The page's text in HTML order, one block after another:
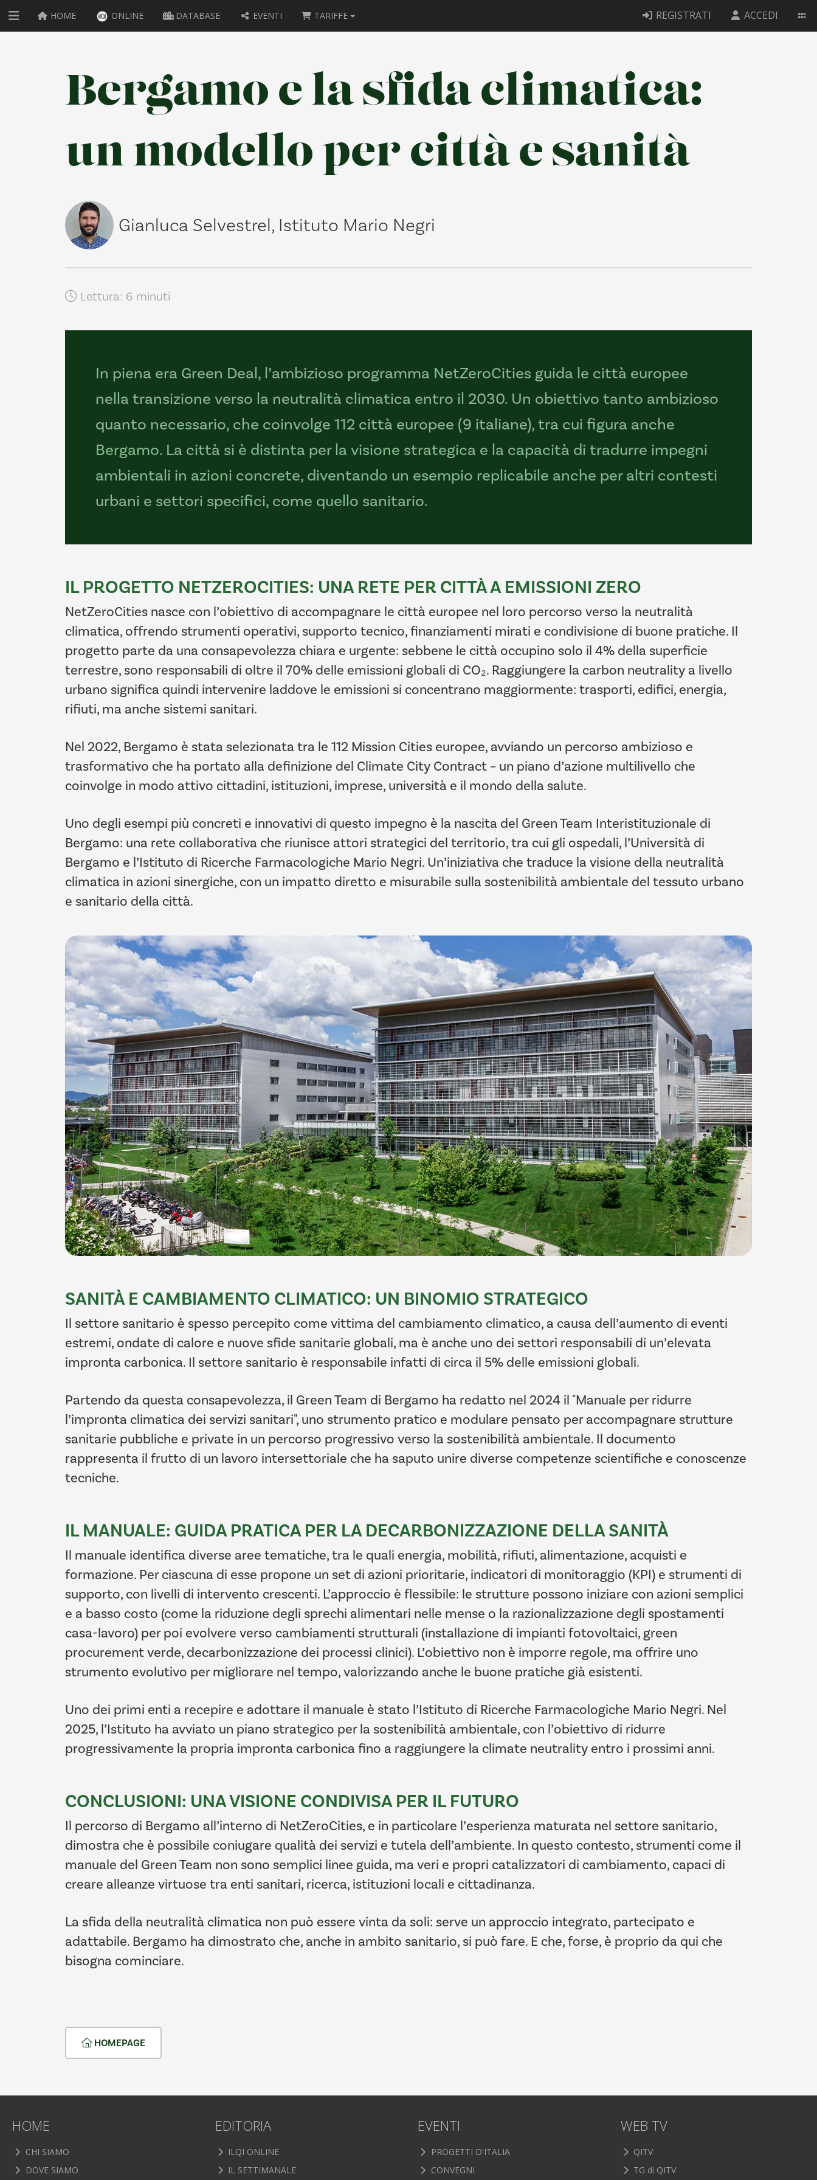
HOME ONLINE DATABASE EVENTI TARIFFE REGISTRATI ACCEDI
Bergamo e la sfida climatica:
un modello per città e sanità
Gianluca Selvestrel, Istituto Mario Negri
Lettura: 6 minuti
In piena era Green Deal, l’ambizioso programma NetZeroCities guida le città europee
nella transizione verso la neutralità climatica entro il 2030. Un obiettivo tanto ambizioso
quanto necessario, che coinvolge 112 città europee (9 italiane), tra cui figura anche
Bergamo. La città si è distinta per la visione strategica e la capacità di tradurre impegni
ambientali in azioni concrete, diventando un esempio replicabile anche per altri contesti
urbani e settori specifici, come quello sanitario.
IL PROGETTO NETZEROCITIES: UNA RETE PER CITTÀ A EMISSIONI ZERO
NetZeroCities nasce con l’obiettivo di accompagnare le città europee nel loro percorso verso la neutralità
climatica, offrendo strumenti operativi, supporto tecnico, finanziamenti mirati e condivisione di buone pratiche. Il
progetto parte da una consapevolezza chiara e urgente: sebbene le città occupino solo il 4% della superficie
terrestre, sono responsabili di oltre il 70% delle emissioni globali di CO₂. Raggiungere la carbon neutrality a livello
urbano significa quindi intervenire laddove le emissioni si concentrano maggiormente: trasporti, edifici, energia,
rifiuti, ma anche sistemi sanitari.
Nel 2022, Bergamo è stata selezionata tra le 112 Mission Cities europee, avviando un percorso ambizioso e
trasformativo che ha portato alla definizione del Climate City Contract – un piano d’azione multilivello che
coinvolge in modo attivo cittadini, istituzioni, imprese, università e il mondo della salute.
Uno degli esempi più concreti e innovativi di questo impegno è la nascita del Green Team Interistituzionale di
Bergamo: una rete collaborativa che riunisce attori strategici del territorio, tra cui gli ospedali, l’Università di
Bergamo e l’Istituto di Ricerche Farmacologiche Mario Negri. Un’iniziativa che traduce la visione della neutralità
climatica in azioni sinergiche, con un impatto diretto e misurabile sulla sostenibilità ambientale del tessuto urbano
e sanitario della città.
SANITÀ E CAMBIAMENTO CLIMATICO: UN BINOMIO STRATEGICO
Il settore sanitario è spesso percepito come vittima del cambiamento climatico, a causa dell’aumento di eventi
estremi, ondate di calore e nuove sfide sanitarie globali, ma è anche uno dei settori responsabili di un’elevata
impronta carbonica. Il settore sanitario è responsabile infatti di circa il 5% delle emissioni globali.
Partendo da questa consapevolezza, il Green Team di Bergamo ha redatto nel 2024 il "Manuale per ridurre
l’impronta climatica dei servizi sanitari", uno strumento pratico e modulare pensato per accompagnare strutture
sanitarie pubbliche e private in un percorso progressivo verso la sostenibilità ambientale. Il documento
rappresenta il frutto di un lavoro intersettoriale che ha saputo unire diverse competenze scientifiche e conoscenze
tecniche.
IL MANUALE: GUIDA PRATICA PER LA DECARBONIZZAZIONE DELLA SANITÀ
Il manuale identifica diverse aree tematiche, tra le quali energia, mobilità, rifiuti, alimentazione, acquisti e
formazione. Per ciascuna di esse propone un set di azioni prioritarie, indicatori di monitoraggio (KPI) e strumenti di
supporto, con livelli di intervento crescenti. L’approccio è flessibile: le strutture possono iniziare con azioni semplici
e a basso costo (come la riduzione degli sprechi alimentari nelle mense o la razionalizzazione degli spostamenti
casa-lavoro) per poi evolvere verso cambiamenti strutturali (installazione di impianti fotovoltaici, green
procurement verde, decarbonizzazione dei processi clinici). L’obiettivo non è imporre regole, ma offrire uno
strumento evolutivo per migliorare nel tempo, valorizzando anche le buone pratiche già esistenti.
Uno dei primi enti a recepire e adottare il manuale è stato l’Istituto di Ricerche Farmacologiche Mario Negri. Nel
2025, l’Istituto ha avviato un piano strategico per la sostenibilità ambientale, con l’obiettivo di ridurre
progressivamente la propria impronta carbonica fino a raggiungere la climate neutrality entro i prossimi anni.
CONCLUSIONI: UNA VISIONE CONDIVISA PER IL FUTURO
Il percorso di Bergamo all’interno di NetZeroCities, e in particolare l’esperienza maturata nel settore sanitario,
dimostra che è possibile coniugare qualità dei servizi e tutela dell’ambiente. In questo contesto, strumenti come il
manuale del Green Team non sono semplici linee guida, ma veri e propri catalizzatori di cambiamento, capaci di
creare alleanze virtuose tra enti sanitari, ricerca, istituzioni locali e cittadinanza.
La sfida della neutralità climatica non può essere vinta da soli: serve un approccio integrato, partecipato e
adattabile. Bergamo ha dimostrato che, anche in ambito sanitario, si può fare. E che, forse, è proprio da qui che
bisogna cominciare.
HOMEPAGE
HOME
CHI SIAMO
DOVE SIAMO
EDITORIA
ILQI ONLINE
IL SETTIMANALE
EVENTI
PROGETTI D'ITALIA
CONVEGNI
WEB TV
QITV
TG di QITV